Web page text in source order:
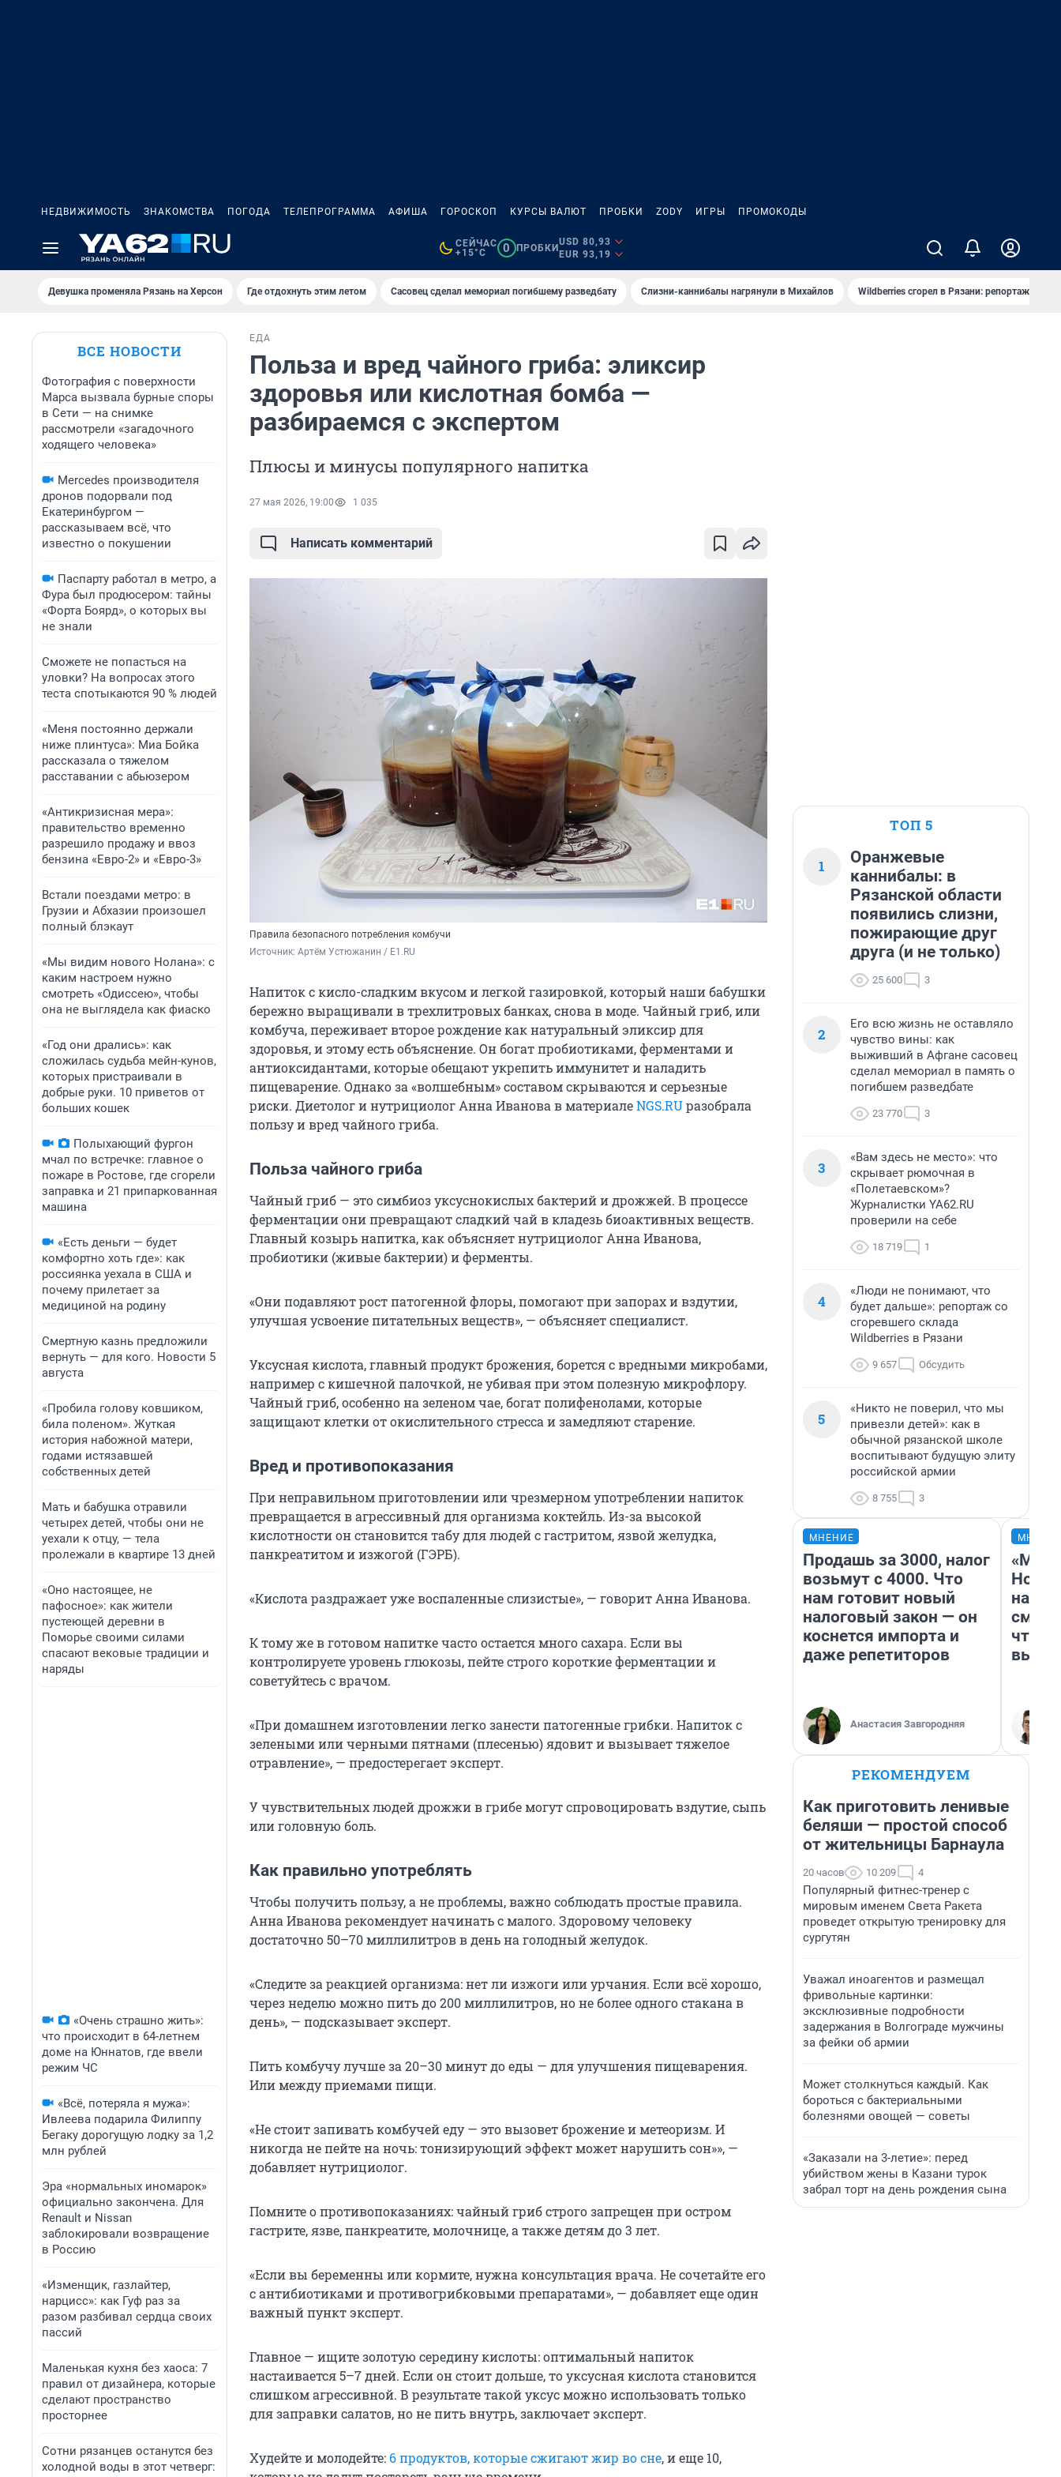
НЕДВИЖИМОСТЬ ЗНАКОМСТВА ПОГОДА ТЕЛЕПРОГРАММА АФИША ГОРОСКОП КУРСЫ ВАЛЮТ ПРОБКИ ZODY ИГРЫ ПРОМОКОДЫ
СЕЙЧАС
+15°C
0 ПРОБКИ
USD 80,93
EUR 93,19
Девушка променяла Рязань на Херсон Где отдохнуть этим летом Сасовец сделал мемориал погибшему разведбату Слизни-каннибалы нагрянули в Михайлов Wildberries сгорел в Рязани: репортаж
ВСЕ НОВОСТИ
Фотография с поверхности
Марса вызвала бурные споры
в Сети — на снимке
рассмотрели «загадочного
ходящего человека»
Mercedes производителя
дронов подорвали под
Екатеринбургом —
рассказываем всё, что
известно о покушении
Паспарту работал в метро, а
Фура был продюсером: тайны
«Форта Боярд», о которых вы
не знали
Сможете не попасться на
уловки? На вопросах этого
теста спотыкаются 90 % людей
«Меня постоянно держали
ниже плинтуса»: Миа Бойка
рассказала о тяжелом
расставании с абьюзером
«Антикризисная мера»:
правительство временно
разрешило продажу и ввоз
бензина «Евро-2» и «Евро-3»
Встали поездами метро: в
Грузии и Абхазии произошел
полный блэкаут
«Мы видим нового Нолана»: с
каким настроем нужно
смотреть «Одиссею», чтобы
она не выглядела как фиаско
«Год они дрались»: как
сложилась судьба мейн-кунов,
которых пристраивали в
добрые руки. 10 приветов от
больших кошек
Полыхающий фургон
мчал по встречке: главное о
пожаре в Ростове, где сгорели
заправка и 21 припаркованная
машина
«Есть деньги — будет
комфортно хоть где»: как
россиянка уехала в США и
почему прилетает за
медициной на родину
Смертную казнь предложили
вернуть — для кого. Новости 5
августа
«Пробила голову ковшиком,
била поленом». Жуткая
история набожной матери,
годами истязавшей
собственных детей
Мать и бабушка отравили
четырех детей, чтобы они не
уехали к отцу, — тела
пролежали в квартире 13 дней
«Оно настоящее, не
пафосное»: как жители
пустеющей деревни в
Поморье своими силами
спасают вековые традиции и
наряды
«Очень страшно жить»:
что происходит в 64-летнем
доме на Юннатов, где ввели
режим ЧС
«Всё, потеряла я мужа»:
Ивлеева подарила Филиппу
Бегаку дорогущую лодку за 1,2
млн рублей
Эра «нормальных иномарок»
официально закончена. Для
Renault и Nissan
заблокировали возвращение
в Россию
«Изменщик, газлайтер,
нарцисс»: как Гуф раз за
разом разбивал сердца своих
пассий
Маленькая кухня без хаоса: 7
правил от дизайнера, которые
сделают пространство
просторнее
Сотни рязанцев останутся без
холодной воды в этот четверг:
ЕДА
Польза и вред чайного гриба: эликсир
здоровья или кислотная бомба —
разбираемся с экспертом
Плюсы и минусы популярного напитка
27 мая 2026, 19:00 1 035
Написать комментарий
Правила безопасного потребления комбучи
Источник: Артём Устюжанин / E1.RU
Напиток с кисло-сладким вкусом и легкой газировкой, который наши бабушки
бережно выращивали в трехлитровых банках, снова в моде. Чайный гриб, или
комбуча, переживает второе рождение как натуральный эликсир для
здоровья, и этому есть объяснение. Он богат пробиотиками, ферментами и
антиоксидантами, которые обещают укрепить иммунитет и наладить
пищеварение. Однако за «волшебным» составом скрываются и серьезные
риски. Диетолог и нутрициолог Анна Иванова в материалеNGS.RUразобрала
пользу и вред чайного гриба.
Польза чайного гриба
Чайный гриб — это симбиоз уксуснокислых бактерий и дрожжей. В процессе
ферментации они превращают сладкий чай в кладезь биоактивных веществ.
Главный козырь напитка, как объясняет нутрициолог Анна Иванова,
пробиотики (живые бактерии) и ферменты.
«Они подавляют рост патогенной флоры, помогают при запорах и вздутии,
улучшая усвоение питательных веществ», — объясняет специалист.
Уксусная кислота, главный продукт брожения, борется с вредными микробами,
например с кишечной палочкой, не убивая при этом полезную микрофлору.
Чайный гриб, особенно на зеленом чае, богат полифенолами, которые
защищают клетки от окислительного стресса и замедляют старение.
Вред и противопоказания
При неправильном приготовлении или чрезмерном употреблении напиток
превращается в агрессивный для организма коктейль. Из-за высокой
кислотности он становится табу для людей с гастритом, язвой желудка,
панкреатитом и изжогой (ГЭРБ).
«Кислота раздражает уже воспаленные слизистые», — говорит Анна Иванова.
К тому же в готовом напитке часто остается много сахара. Если вы
контролируете уровень глюкозы, пейте строго короткие ферментации и
советуйтесь с врачом.
«При домашнем изготовлении легко занести патогенные грибки. Напиток с
зелеными или черными пятнами (плесенью) ядовит и вызывает тяжелое
отравление», — предостерегает эксперт.
У чувствительных людей дрожжи в грибе могут спровоцировать вздутие, сыпь
или головную боль.
Как правильно употреблять
Чтобы получить пользу, а не проблемы, важно соблюдать простые правила.
Анна Иванова рекомендует начинать с малого. Здоровому человеку
достаточно 50–70 миллилитров в день на голодный желудок.
«Следите за реакцией организма: нет ли изжоги или урчания. Если всё хорошо,
через неделю можно пить до 200 миллилитров, но не более одного стакана в
день», — подсказывает эксперт.
Пить комбучу лучше за 20–30 минут до еды — для улучшения пищеварения.
Или между приемами пищи.
«Не стоит запивать комбучей еду — это вызовет брожение и метеоризм. И
никогда не пейте на ночь: тонизирующий эффект может нарушить сон»», —
добавляет нутрициолог.
Помните о противопоказаниях: чайный гриб строго запрещен при остром
гастрите, язве, панкреатите, молочнице, а также детям до 3 лет.
«Если вы беременны или кормите, нужна консультация врача. Не сочетайте его
с антибиотиками и противогрибковыми препаратами», — добавляет еще один
важный пункт эксперт.
Главное — ищите золотую середину кислоты: оптимальный напиток
настаивается 5–7 дней. Если он стоит дольше, то уксусная кислота становится
слишком агрессивной. В результате такой уксус можно использовать только
для заправки салатов, но не пить внутрь, заключает эксперт.
Худейте и молодейте: 6 продуктов, которые сжигают жир во сне, и еще 10,
ТОП 5
1
Оранжевые
каннибалы: в
Рязанской области
появились слизни,
пожирающие друг
друга (и не только)
25 600 3
2
Его всю жизнь не оставляло
чувство вины: как
выживший в Афгане сасовец
сделал мемориал в память о
погибшем разведбате
23 770 3
3
«Вам здесь не место»: что
скрывает рюмочная в
«Полетаевском»?
Журналистки YA62.RU
проверили на себе
18 719 1
4
«Люди не понимают, что
будет дальше»: репортаж со
сгоревшего склада
Wildberries в Рязани
9 657 Обсудить
5
«Никто не поверил, что мы
привезли детей»: как в
обычной рязанской школе
воспитывают будущую элиту
российской армии
8 755 3
МНЕНИЕ
Продашь за 3000, налог
возьмут с 4000. Что
нам готовит новый
налоговый закон — он
коснется импорта и
даже репетиторов
Анастасия Завгородняя
«Мы
РЕКОМЕНДУЕМ
Как приготовить ленивые
беляши — простой способ
от жительницы Барнаула
20 часов 10 209 4
Популярный фитнес-тренер с
мировым именем Света Ракета
проведет открытую тренировку для
сургутян
Уважал иноагентов и размещал
фривольные картинки:
эксклюзивные подробности
задержания в Волгограде мужчины
за фейки об армии
Может столкнуться каждый. Как
бороться с бактериальными
болезнями овощей — советы
«Заказали на 3-летие»: перед
убийством жены в Казани турок
забрал торт на день рождения сына